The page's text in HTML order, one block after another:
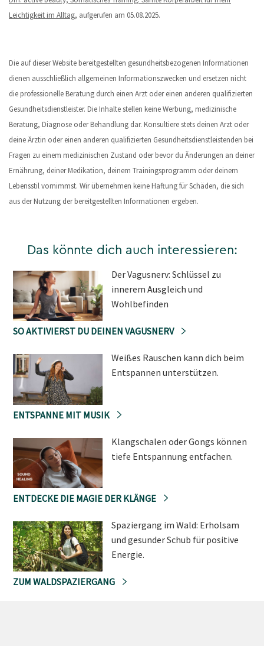
Leichtigkeit im Alltag, aufgerufen am 05.08.2025.
Die auf dieser Website bereitgestellten gesundheitsbezogenen Informationen
dienen ausschließlich allgemeinen Informationszwecken und ersetzen nicht
die professionelle Beratung durch einen Arzt oder einen anderen qualifizierten
Gesundheitsdienstleister. Die Inhalte stellen keine Werbung, medizinische
Beratung, Diagnose oder Behandlung dar. Konsultiere stets deinen Arzt oder
deine Ärztin oder einen anderen qualifizierten Gesundheitsdienstleistenden bei
Fragen zu einem medizinischen Zustand oder bevor du Änderungen an deiner
Ernährung, deiner Medikation, deinem Trainingsprogramm oder deinem
Lebensstil vornimmst. Wir übernehmen keine Haftung für Schäden, die sich
aus der Nutzung der bereitgestellten Informationen ergeben.
Das könnte dich auch interessieren:
Der Vagusnerv: Schlüssel zu
innerem Ausgleich und
Wohlbefinden
SO AKTIVIERST DU DEINEN VAGUSNERV
Weißes Rauschen kann dich beim
Entspannen unterstützen.
ENTSPANNE MIT MUSIK
Klangschalen oder Gongs können
tiefe Entspannung entfachen.
ENTDECKE DIE MAGIE DER KLÄNGE
Spaziergang im Wald: Erholsam
und gesunder Schub für positive
Energie.
ZUM WALDSPAZIERGANG